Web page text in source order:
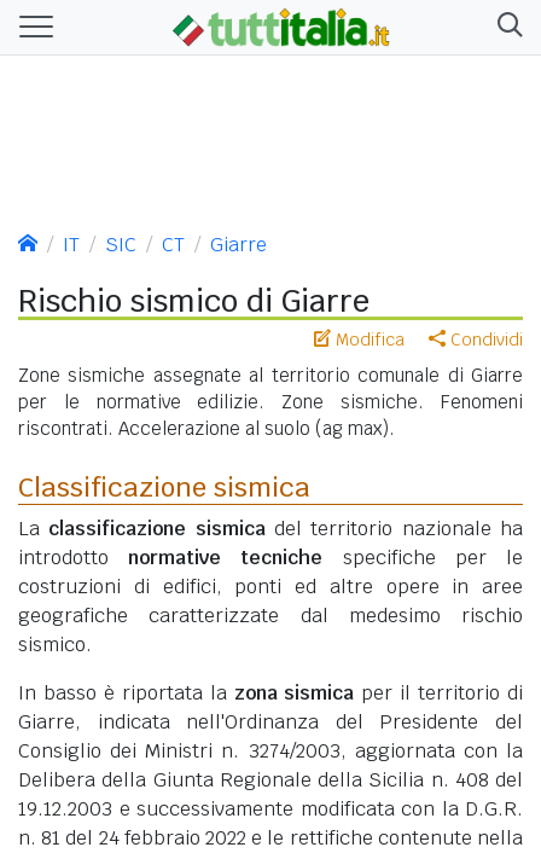
IT SIC CT Giarre
Rischio sismico di Giarre
Modifica Condividi
Zone sismiche assegnate al territorio comunale di Giarre
per le normative edilizie. Zone sismiche. Fenomeni
riscontrati. Accelerazione al suolo (ag max).
Classificazione sismica
La classificazione sismicadel territorio nazionale ha
introdotto normative tecniche specifiche per le
costruzioni di edifici, ponti ed altre opere in aree
geografiche caratterizzate dal medesimo rischio
sismico.
In basso è riportata la zona sismica per il territorio di
Giarre, indicata nell'Ordinanza del Presidente del
Consiglio dei Ministri n. 3274/2003, aggiornata con la
Delibera della Giunta Regionale della Sicilia n. 408 del
19.12.2003 e successivamente modificata con la D.G.R.
n. 81 del 24 febbraio 2022 e le rettifiche contenute nella